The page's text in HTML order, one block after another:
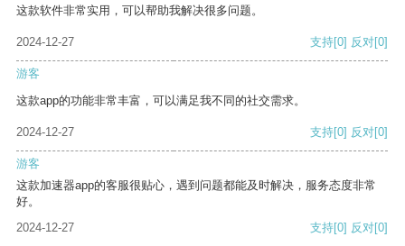
这款软件非常实用，可以帮助我解决很多问题。
2024-12-27 支持[0] 反对[0]
游客
这款app的功能非常丰富，可以满足我不同的社交需求。
2024-12-27 支持[0] 反对[0]
游客
这款加速器app的客服很贴心，遇到问题都能及时解决，服务态度非常
好。
2024-12-27
支持[0] 反对[0]